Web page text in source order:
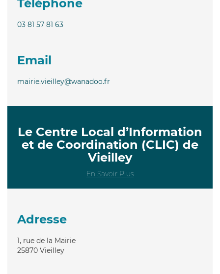
Téléphone
03 81 57 81 63
Email
mairie.vieilley@wanadoo.fr
Le Centre Local d’Information
et de Coordination (CLIC) de
Vieilley
En Savoir Plus
Adresse
1, rue de la Mairie
25870 Vieilley